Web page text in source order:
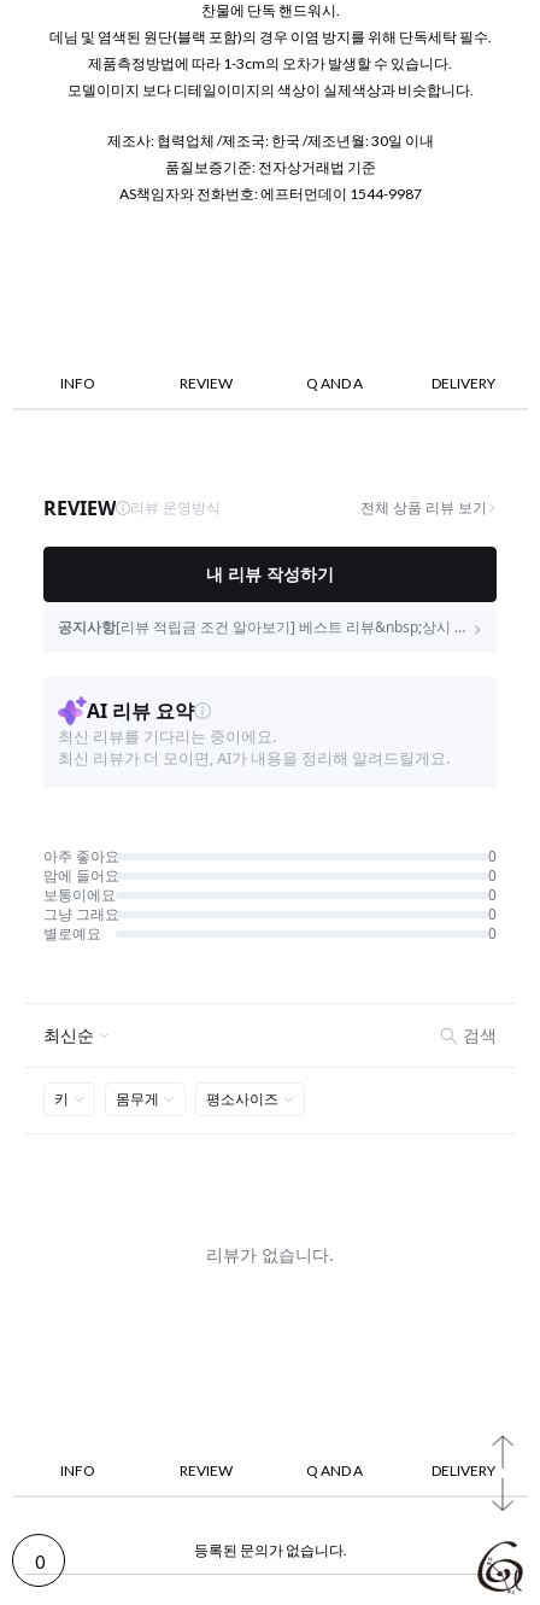
0
찬물에 단독 핸드워시.
데님 및 염색된 원단(블랙 포함)의 경우 이염 방지를 위해 단독세탁 필수.
제품측정방법에 따라 1-3cm의 오차가 발생할 수 있습니다.
모델이미지 보다 디테일이미지의 색상이 실제색상과 비슷합니다.
제조사: 협력업체 /제조국: 한국 /제조년월: 30일 이내
품질보증기준: 전자상거래법 기준
AS책임자와 전화번호: 에프터먼데이 1544-9987
INFO REVIEW Q AND A DELIVERY
INFO REVIEW Q AND A DELIVERY
등록된 문의가 없습니다.